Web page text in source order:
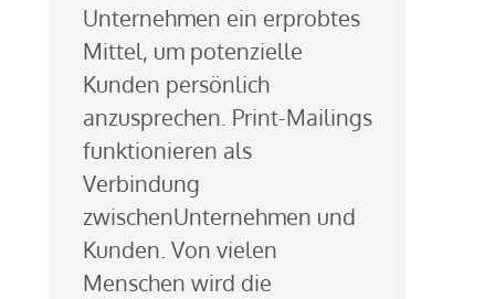
Unternehmen ein erprobtes
Mittel, um potenzielle
Kunden persönlich
anzusprechen. Print-Mailings
funktionieren als
Verbindung
zwischenUnternehmen und
Kunden. Von vielen
Menschen wird die